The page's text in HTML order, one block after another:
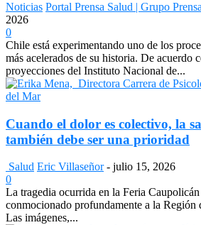
Noticias Portal Prensa Salud | Grupo
2026
0
Chile está experimentando uno de los
más acelerados de su historia. De acuerdo
proyecciones del Instituto Nacional de...
Cuando el dolor es colectivo, la
también debe ser una prioridad
Salud Eric Villaseñor - julio 15, 2026
0
La tragedia ocurrida en la Feria
conmocionado profundamente a la Región
Las imágenes,...